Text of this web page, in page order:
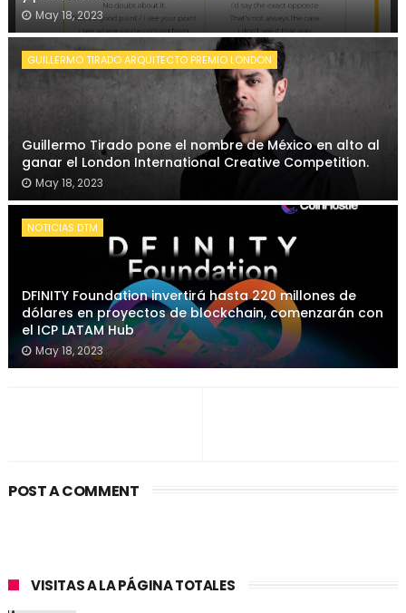
May 18, 2023
GUILLERMO TIRADO ARQUITECTO PREMIO LONDON
Guillermo Tirado pone el nombre de México en alto al
ganar el London International Creative Competition.
May 18, 2023
NOTICIAS DTM
DFINITY Foundation invertirá hasta 220 millones de
dólares en proyectos de blockchain, comenzarán con
el ICP LATAM Hub
May 18, 2023
POST A COMMENT
VISITAS A LA PÁGINA TOTALES